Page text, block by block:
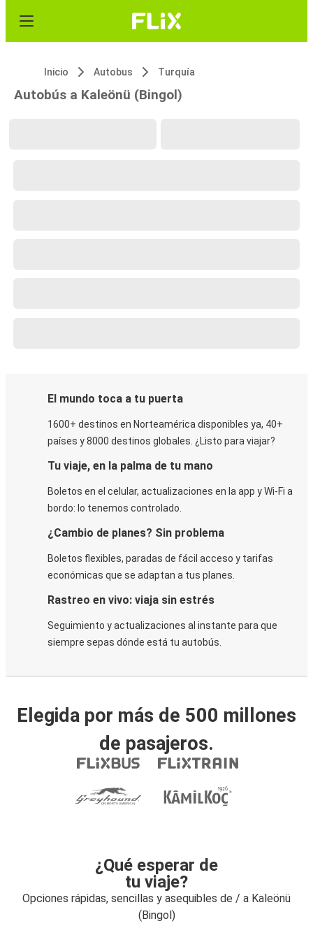
Inicio Autobus Turquía
Autobús a Kaleönü (Bingol)
El mundo toca a tu puerta
1600+ destinos en Norteamérica disponibles ya, 40+
países y 8000 destinos globales. ¿Listo para viajar?
Tu viaje, en la palma de tu mano
Boletos en el celular, actualizaciones en la app y Wi-Fi a
bordo: lo tenemos controlado.
¿Cambio de planes? Sin problema
Boletos flexibles, paradas de fácil acceso y tarifas
económicas que se adaptan a tus planes.
Rastreo en vivo: viaja sin estrés
Seguimiento y actualizaciones al instante para que
siempre sepas dónde está tu autobús.
Elegida por más de 500 millones
de pasajeros.
¿Qué esperar de
tu viaje?
Opciones rápidas, sencillas y asequibles de / a Kaleönü
(Bingol)